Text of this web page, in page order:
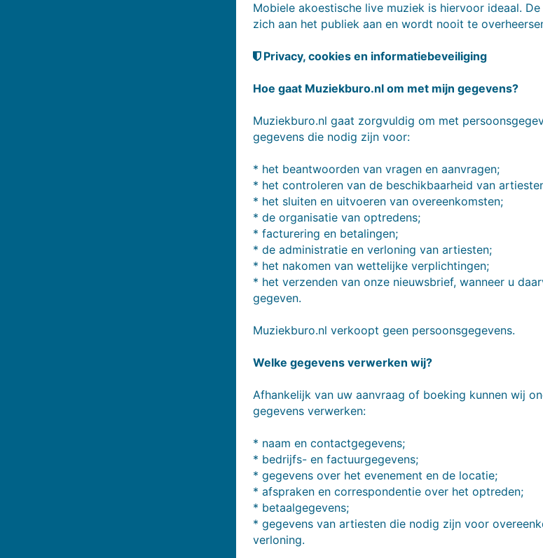
Mobiele akoestische live muziek is hiervoor ideaal.
zich aan het publiek aan en wordt nooit te
Privacy, cookies en informatiebeveiliging
Hoe gaat Muziekburo.nl om met mijn gegevens?
Muziekburo.nl gaat zorgvuldig om met
gegevens die nodig zijn voor:
* het beantwoorden van vragen en aanvragen;
* het controleren van de beschikbaarheid van
* het sluiten en uitvoeren van overeenkomsten;
* de organisatie van optredens;
* facturering en betalingen;
* de administratie en verloning van artiesten;
* het nakomen van wettelijke verplichtingen;
* het verzenden van onze nieuwsbrief, wanneer u
gegeven.
Muziekburo.nl verkoopt geen persoonsgegevens.
Welke gegevens verwerken wij?
Afhankelijk van uw aanvraag of boeking kunnen wij
gegevens verwerken:
* naam en contactgegevens;
* bedrijfs- en factuurgegevens;
* gegevens over het evenement en de locatie;
* afspraken en correspondentie over het optreden;
* betaalgegevens;
* gegevens van artiesten die nodig zijn voor
verloning.